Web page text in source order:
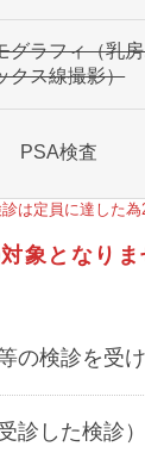
グラフィ（乳
クス線撮影）
PSA検査
は定員に達した為
象となりま
の検診を受
診した検診